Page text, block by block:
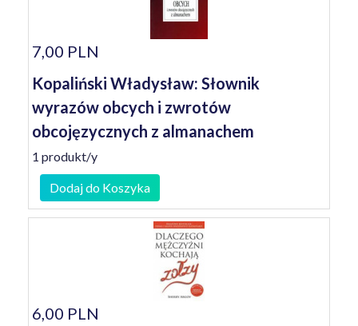
7,00 PLN
Kopaliński Władysław: Słownik
wyrazów obcych i zwrotów
obcojęzycznych z almanachem
1 produkt/y
Dodaj do Koszyka
6,00 PLN